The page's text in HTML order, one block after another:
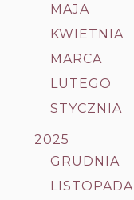
MAJA
KWIETNIA
MARCA
LUTEGO
STYCZNIA
2025
GRUDNIA
LISTOPADA